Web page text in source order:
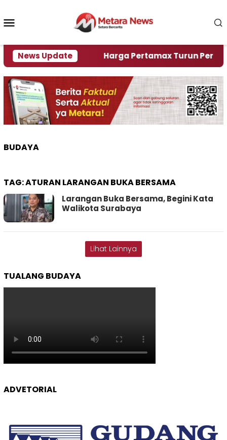
konten
News Update
Krisi Air Harga Pertamax Turun Per Hari Ini,
BUDAYA
TAG:ATURAN LARANGAN BUKA BERSAMA
Larangan Buka Bersama, Begini Kata
Walikota Surabaya
Lihat Lainnya
TUALANG BUDAYA
ADVETORIAL